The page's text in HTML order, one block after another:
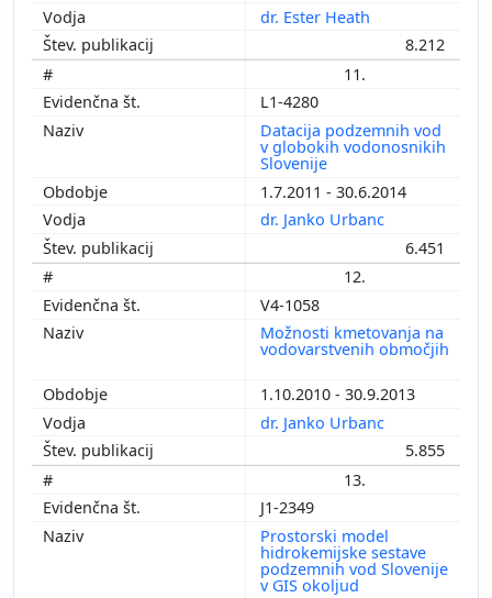
dr. Ester Heath
8.212
11.
L1-4280
Datacija podzemnih vod
v globokih vodonosnikih
Slovenije
1.7.2011 - 30.6.2014
dr. Janko Urbanc
6.451
12.
V4-1058
Možnosti kmetovanja na
vodovarstvenih območjih
1.10.2010 - 30.9.2013
dr. Janko Urbanc
5.855
13.
J1-2349
Prostorski model
hidrokemijske sestave
podzemnih vod Slovenije
v GIS okoljud